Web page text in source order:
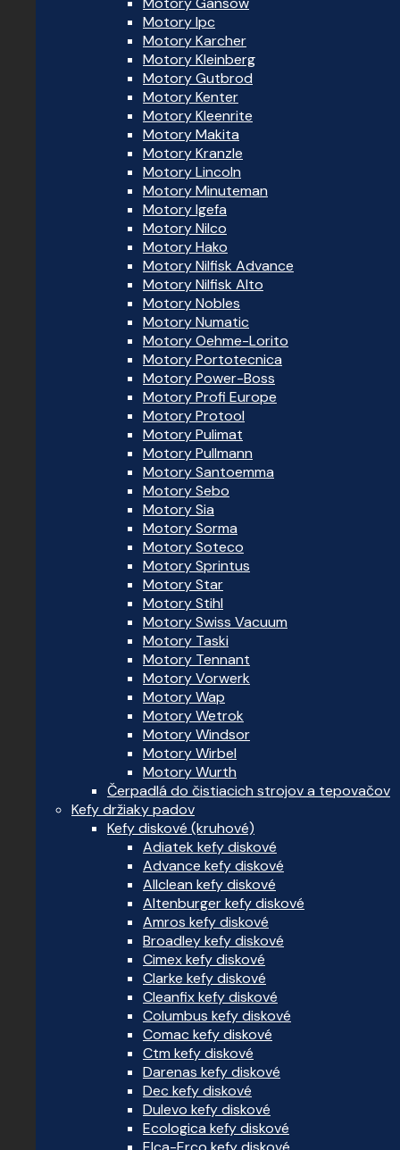
Motory Ipc
Motory Karcher
Motory Kleinberg
Motory Gutbrod
Motory Kenter
Motory Kleenrite
Motory Makita
Motory Kranzle
Motory Lincoln
Motory Minuteman
Motory Igefa
Motory Nilco
Motory Hako
Motory Nilfisk Advance
Motory Nilfisk Alto
Motory Nobles
Motory Numatic
Motory Oehme-Lorito
Motory Portotecnica
Motory Power-Boss
Motory Profi Europe
Motory Protool
Motory Pulimat
Motory Pullmann
Motory Santoemma
Motory Sebo
Motory Sia
Motory Sorma
Motory Soteco
Motory Sprintus
Motory Star
Motory Stihl
Motory Swiss Vacuum
Motory Taski
Motory Tennant
Motory Vorwerk
Motory Wap
Motory Wetrok
Motory Windsor
Motory Wirbel
Motory Wurth
Čerpadlá do čistiacich strojov a tepovačov
Kefy držiaky padov
Kefy diskové (kruhové)
Adiatek kefy diskové
Advance kefy diskové
Allclean kefy diskové
Altenburger kefy diskové
Amros kefy diskové
Broadley kefy diskové
Cimex kefy diskové
Clarke kefy diskové
Cleanfix kefy diskové
Columbus kefy diskové
Comac kefy diskové
Ctm kefy diskové
Darenas kefy diskové
Dec kefy diskové
Dulevo kefy diskové
Ecologica kefy diskové